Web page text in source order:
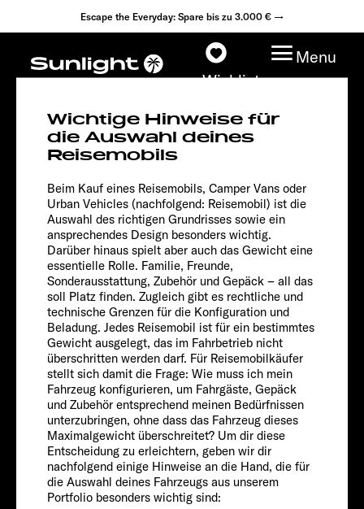
Escape the Everyday: Spare bis zu 3.000 € →
Wishlist
Menu
Konfigurator
Fahrzeugfinder
Fahrzeugbörse
Händlersuche
Explore
Service
Wichtige Hinweise für
die Auswahl deines
Reisemobils
Beim Kauf eines Reisemobils, Camper Vans oder
Urban Vehicles (nachfolgend: Reisemobil) ist die
Auswahl des richtigen Grundrisses sowie ein
ansprechendes Design besonders wichtig.
Darüber hinaus spielt aber auch das Gewicht eine
essentielle Rolle. Familie, Freunde,
Sonderausstattung, Zubehör und Gepäck – all das
soll Platz finden. Zugleich gibt es rechtliche und
technische Grenzen für die Konfiguration und
Beladung. Jedes Reisemobil ist für ein bestimmtes
Gewicht ausgelegt, das im Fahrbetrieb nicht
überschritten werden darf. Für Reisemobilkäufer
stellt sich damit die Frage: Wie muss ich mein
Fahrzeug konfigurieren, um Fahrgäste, Gepäck
und Zubehör entsprechend meinen Bedürfnissen
unterzubringen, ohne dass das Fahrzeug dieses
Maximalgewicht überschreitet? Um dir diese
Entscheidung zu erleichtern, geben wir dir
nachfolgend einige Hinweise an die Hand, die für
die Auswahl deines Fahrzeugs aus unserem
Portfolio besonders wichtig sind:
T 68Root
Chassis